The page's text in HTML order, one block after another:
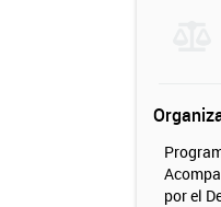
por el